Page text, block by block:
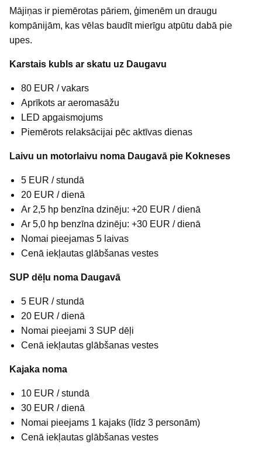
Mājiņas ir piemērotas pāriem, ģimenēm un draugu
kompānijām, kas vēlas baudīt mierīgu atpūtu dabā pie
upes.
Karstais kubls ar skatu uz Daugavu
80 EUR / vakars
Aprīkots ar aeromasāžu
LED apgaismojums
Piemērots relaksācijai pēc aktīvas dienas
Laivu un motorlaivu noma Daugavā pie Kokneses
5 EUR / stundā
20 EUR / dienā
Ar 2,5 hp benzīna dzinēju: +20 EUR / dienā
Ar 5,0 hp benzīna dzinēju: +30 EUR / dienā
Nomai pieejamas 5 laivas
Cenā iekļautas glābšanas vestes
SUP dēļu noma Daugavā
5 EUR / stundā
20 EUR / dienā
Nomai pieejami 3 SUP dēļi
Cenā iekļautas glābšanas vestes
Kajaka noma
10 EUR / stundā
30 EUR / dienā
Nomai pieejams 1 kajaks (līdz 3 personām)
Cenā iekļautas glābšanas vestes